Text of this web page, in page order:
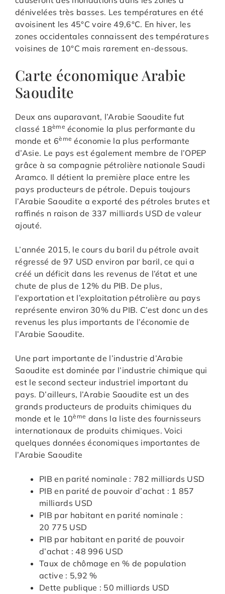
dénivelées très basses. Les températures en été
avoisinent les 45°C voire 49,6°C. En hiver, les
zones occidentales connaissent des températures
voisines de 10°C mais rarement en-dessous.
Carte économique Arabie
Saoudite
Deux ans auparavant, l’Arabie Saoudite fut
classé 18ème économie la plus performante du
monde et 6ème économie la plus performante
d’Asie. Le pays est également membre de l’OPEP
grâce à sa compagnie pétrolière nationale Saudi
Aramco. Il détient la première place entre les
pays producteurs de pétrole. Depuis toujours
l’Arabie Saoudite a exporté des pétroles brutes et
raffinés n raison de 337 milliards USD de valeur
ajouté.
L’année 2015, le cours du baril du pétrole avait
régressé de 97 USD environ par baril, ce qui a
créé un déficit dans les revenus de l’état et une
chute de plus de 12% du PIB. De plus,
l’exportation et l’exploitation pétrolière au pays
représente environ 30% du PIB. C’est donc un des
revenus les plus importants de l’économie de
l’Arabie Saoudite.
Une part importante de l’industrie d’Arabie
Saoudite est dominée par l’industrie chimique qui
est le second secteur industriel important du
pays. D’ailleurs, l’Arabie Saoudite est un des
grands producteurs de produits chimiques du
monde et le 10ème dans la liste des fournisseurs
internationaux de produits chimiques. Voici
quelques données économiques importantes de
l’Arabie Saoudite
PIB en parité nominale : 782 milliards USD
PIB en parité de pouvoir d’achat : 1 857
milliards USD
PIB par habitant en parité nominale :
20 775 USD
PIB par habitant en parité de pouvoir
d’achat : 48 996 USD
Taux de chômage en % de population
active : 5,92 %
Dette publique : 50 milliards USD